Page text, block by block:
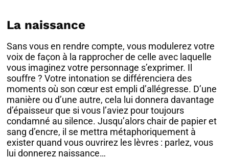
La naissance
Sans vous en rendre compte, vous modulerez votre
voix de façon à la rapprocher de celle avec laquelle
vous imaginez votre personnage s’exprimer. Il
souffre ? Votre intonation se différenciera des
moments où son cœur est empli d’allégresse. D’une
manière ou d’une autre, cela lui donnera davantage
d’épaisseur que si vous l’aviez pour toujours
condamné au silence. Jusqu’alors chair de papier et
sang d’encre, il se mettra métaphoriquement à
exister quand vous ouvrirez les lèvres : parlez, vous
lui donnerez naissance…